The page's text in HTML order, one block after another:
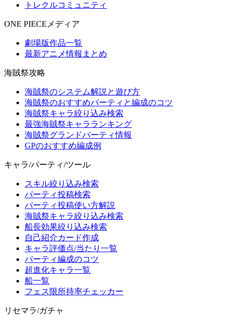
トレクルコミュニティ
ONE PIECEメディア
劇場版作品一覧
最新アニメ情報まとめ
海賊祭攻略
海賊祭のシステム解説と遊び方
海賊祭のおすすめパーティと編成のコツ
海賊祭キャラ絞り込み検索
最強海賊祭キャラランキング
海賊祭グランドパーティ情報
GPのおすすめ編成例
キャラ/パーティ/ツール
スキル絞り込み検索
パーティ投稿検索
パーティ投稿使い方解説
海賊祭キャラ絞り込み検索
船長効果絞り込み検索
自己紹介カード作成
キャラ評価点/当たり一覧
パーティ編成のコツ
超進化キャラ一覧
船一覧
フェス限所持率チェッカー
リセマラ/ガチャ